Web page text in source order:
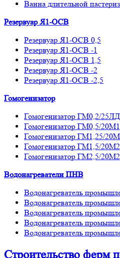
Ванна длительной
Резервуар Я1-ОСВ
Резервуар Я1-ОСВ 0,5
Резервуар Я1-ОСВ -1
Резервуар Я1-ОСВ 1,5
Резервуар Я1-ОСВ -2
Резервуар Я1-ОСВ -2,5
Гомогенизатор
Гомогенизатор ГМ0,2/25ЛД
Гомогенизатор ГМ0,5/
Гомогенизатор ГМ1,25/
Гомогенизатор ГМ1,5/
Гомогенизатор ГМ2,5/
Водонагреватели ПНВ
Водонагреватель
Водонагреватель
Водонагреватель
Водонагреватель
Водонагреватель
Строительство ферм